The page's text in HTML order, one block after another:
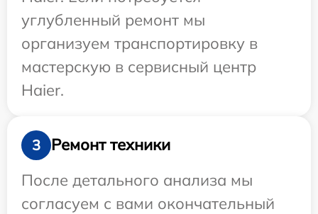
углубленный ремонт мы
организуем транспортировку в
мастерскую в сервисный центр
Haier.
3
Ремонт техники
После детального анализа мы
согласуем с вами окончательный